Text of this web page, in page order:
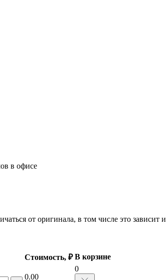
в офисе
от оригинала, в том числе это зависит
Стоимость, ₽ В корзине
0.00
0